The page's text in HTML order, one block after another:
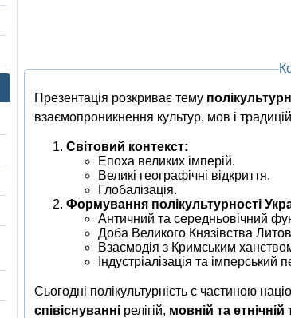
Презентація розкриває тему
взаємопроникнення культур, мов і
Світовий контекст:
Епоха великих імперій.
Великі географічні відкриття.
Глобалізація.
Формування полікультурності
Античний та середньовічний
Доба Великого Князівства
Взаємодія з Кримським
Індустріалізація та імперський
Сьогодні полікультурність є частиною
співіснуванні релігій, мовній та етнічній